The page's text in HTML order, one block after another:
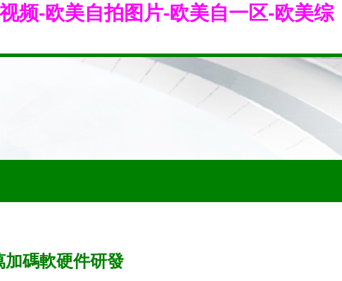
频-欧美自拍图片-欧美自一区-欧美综
碼軟硬件研發